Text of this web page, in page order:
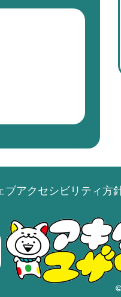
ブアクセシビリティ方